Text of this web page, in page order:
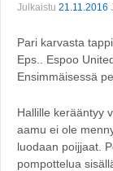
Julkaistu 21.11.2016
Pari karvasta
Eps.. Espoo
Ensimmäisessä
Hallille kerääntyy
aamu ei ole
luodaan poijjaat.
pompottelua